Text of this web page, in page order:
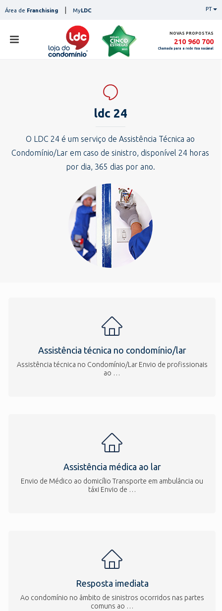
toÁrea de Franchising MyLDC PT
NOVAS PROPOSTAS
210 960 700
Chamada para a rede fixa nacional
lojas
serviços
notícias
contactos
ldc 24
O LDC 24 é um serviço de Assistência Técnica ao
Condomínio/Lar em caso de sinistro, disponível 24 horas
por dia, 365 dias por ano.
Assistência técnica no condomínio/lar
Assistência técnica no Condomínio/Lar Envio de profissionais
ao …
Assistência médica ao lar
Envio de Médico ao domicílio Transporte em ambulância ou
táxi Envio de …
Resposta imediata
Ao condomínio no âmbito de sinistros ocorridos nas partes
comuns ao …